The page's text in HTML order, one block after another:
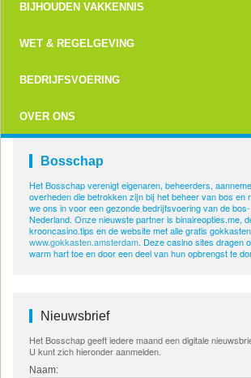
BIJHOUDEN VAKKENNIS
WET & REGELGEVING
BEDRIJFSVOERING
OVER ONS
Bosschap
Het Bosschap verenigt eigenaren, beheerders,
overheden die betrokken zijn bij het beheer van bos en
we ons in voor een gezonde bedrijfsvoering van de
Nederland. Onze nieuwste partner is binaireopties.me,
krooncasino.tips en de website met alle gratis
www.gokkasten.amsterdam. Deze casino sites dragen
warm hart toe en door een deel van hun opbrengst te
Nieuwsbrief
Het Bosschap geeft iedere maand een digitale
U kunt zich hieronder aanmelden.
Naam: